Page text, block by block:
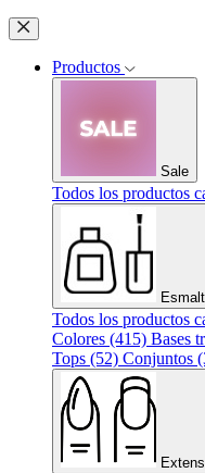
Productos
Sale
Todos los productos
Todos los productos
Colores (415) Bases
Tops (52) Conjuntos